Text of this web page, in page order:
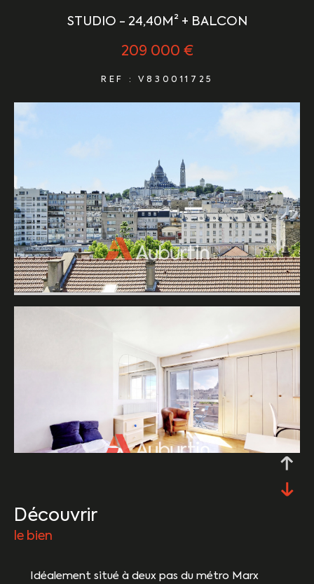
STUDIO - 24,40M² + BALCON
209 000 €
REF : V830011725
découvrir
le bien
Idéalement situé à deux pas du métro Marx